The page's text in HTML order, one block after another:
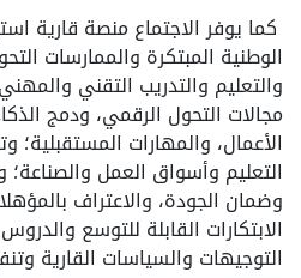
كما يوفر الاجتماع منصة قارية
الوطنية المبتكرة والممارسات
والتعليم والتدريب التقني
مجالات التحول الرقمي، ودمج
الأعمال، والمهارات المستقبلية؛
التعليم وأسواق العمل
وضمان الجودة، والاعتراف
الابتكارات القابلة للتوسع
التوجيهات والسياسات القارية